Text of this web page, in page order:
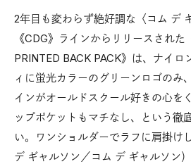
2年目も変わらず絶好調な〈コム デ
《CDG》ラインからリリースされた
PRINTED BACK PACK》は、ナイロ
ィに蛍光カラーのグリーンロゴのみ
インがオールドスクール好きの心を
ップポケットもマチなし、という徹
い。ワンショルダーでラフに肩掛け
デ ギャルソン／コム デ ギャルソン）